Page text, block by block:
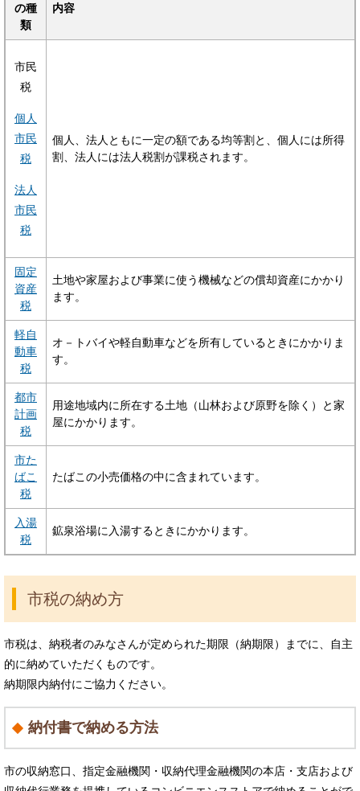
の種
類
内容
市民
税
個人
市民
税
法人
市民
税
個人、法人ともに一定の額である均等割と、個人には所得
割、法人には法人税割が課税されます。
固定
資産
税
土地や家屋および事業に使う機械などの償却資産にかかり
ます。
軽自
動車
税
オ－トバイや軽自動車などを所有しているときにかかりま
す。
都市
計画
税
用途地域内に所在する土地（山林および原野を除く）と家
屋にかかります。
市た
ばこ
税
たばこの小売価格の中に含まれています。
入湯
税
鉱泉浴場に入湯するときにかかります。
市税の納め方
市税は、納税者のみなさんが定められた期限（納期限）までに、自主
的に納めていただくものです。
納期限内納付にご協力ください。
納付書で納める方法
市の収納窓口、指定金融機関・収納代理金融機関の本店・支店および